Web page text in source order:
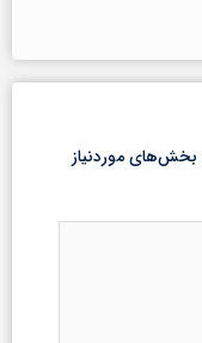
بخش‌های موردنیاز